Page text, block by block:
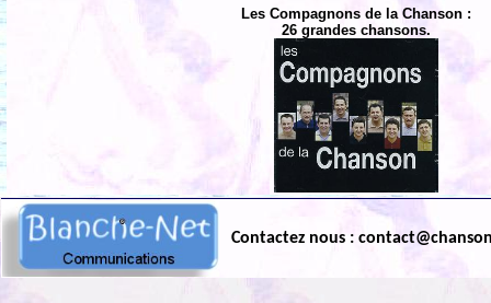
Les Compagnons de la Chanson :
26 grandes chansons.
Contactez nous :